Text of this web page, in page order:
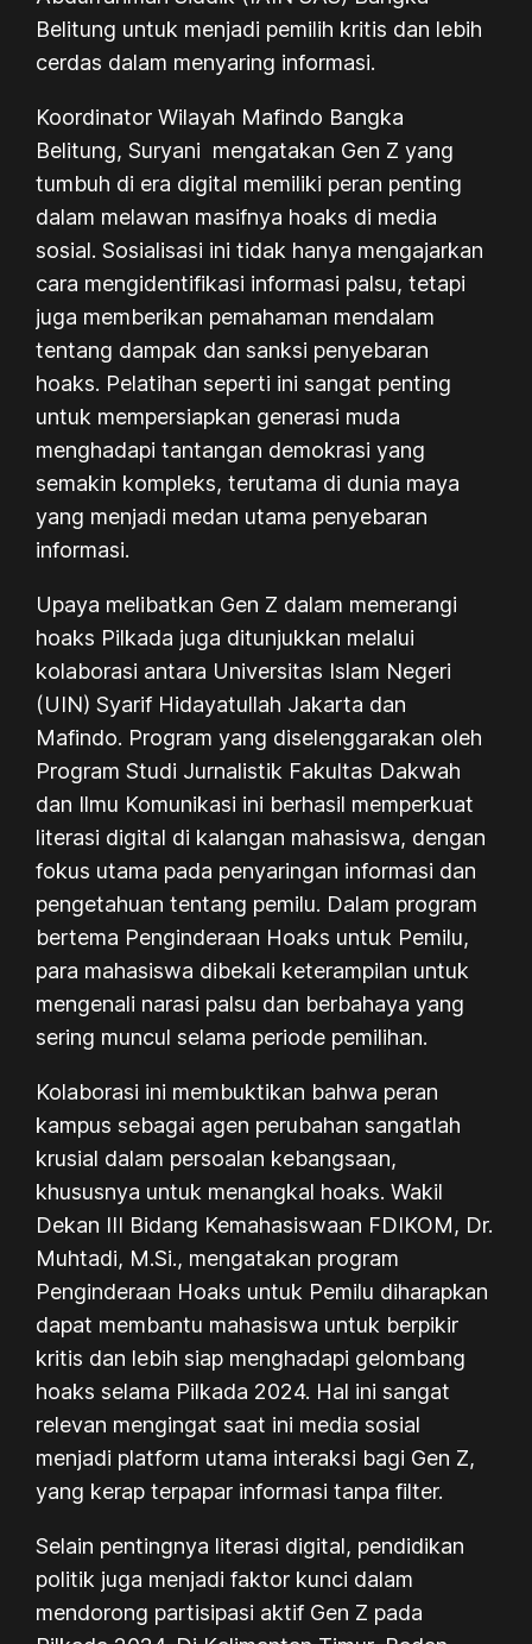
Belitung untuk menjadi pemilih kritis dan lebih
cerdas dalam menyaring informasi.
Koordinator Wilayah Mafindo Bangka
Belitung, Suryani mengatakan Gen Z yang
tumbuh di era digital memiliki peran penting
dalam melawan masifnya hoaks di media
sosial. Sosialisasi ini tidak hanya mengajarkan
cara mengidentifikasi informasi palsu, tetapi
juga memberikan pemahaman mendalam
tentang dampak dan sanksi penyebaran
hoaks. Pelatihan seperti ini sangat penting
untuk mempersiapkan generasi muda
menghadapi tantangan demokrasi yang
semakin kompleks, terutama di dunia maya
yang menjadi medan utama penyebaran
informasi.
Upaya melibatkan Gen Z dalam memerangi
hoaks Pilkada juga ditunjukkan melalui
kolaborasi antara Universitas Islam Negeri
(UIN) Syarif Hidayatullah Jakarta dan
Mafindo. Program yang diselenggarakan oleh
Program Studi Jurnalistik Fakultas Dakwah
dan Ilmu Komunikasi ini berhasil memperkuat
literasi digital di kalangan mahasiswa, dengan
fokus utama pada penyaringan informasi dan
pengetahuan tentang pemilu. Dalam program
bertema Penginderaan Hoaks untuk Pemilu,
para mahasiswa dibekali keterampilan untuk
mengenali narasi palsu dan berbahaya yang
sering muncul selama periode pemilihan.
Kolaborasi ini membuktikan bahwa peran
kampus sebagai agen perubahan sangatlah
krusial dalam persoalan kebangsaan,
khususnya untuk menangkal hoaks. Wakil
Dekan III Bidang Kemahasiswaan FDIKOM, Dr.
Muhtadi, M.Si., mengatakan program
Penginderaan Hoaks untuk Pemilu diharapkan
dapat membantu mahasiswa untuk berpikir
kritis dan lebih siap menghadapi gelombang
hoaks selama Pilkada 2024. Hal ini sangat
relevan mengingat saat ini media sosial
menjadi platform utama interaksi bagi Gen Z,
yang kerap terpapar informasi tanpa filter.
Selain pentingnya literasi digital, pendidikan
politik juga menjadi faktor kunci dalam
mendorong partisipasi aktif Gen Z pada